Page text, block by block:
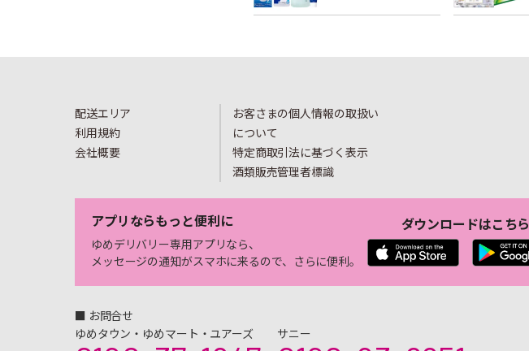
配送エリア
利用規約
会社概要
お客さまの個人情報の取扱い
について
特定商取引法に基づく表示
酒類販売管理者標識
アプリならもっと便利に
ゆめデリバリー専用アプリなら、
メッセージの通知がスマホに来るので、さらに便利。
ダウンロードはこちら
■ お問合せ
ゆめタウン・ゆめマート・ユアーズ
サニー